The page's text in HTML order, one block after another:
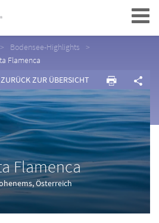
Navigation
Bodensee-Highlights
Flamenca
ZURÜCK ZUR ÜBERSICHT
Flamenca
Österreich